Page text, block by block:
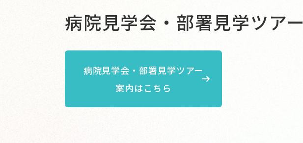
病院見学会・部署見学ツアー
病院見学会・部署見学ツアー
案内はこちら